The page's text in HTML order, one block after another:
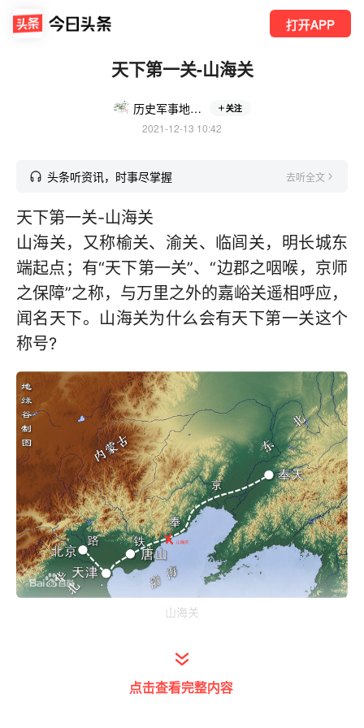
打开APP
天下第一关-山海关
历史军事地理爱好者 关注
2021-12-13 10:42
头条听资讯，时事尽掌握 去听全文
天下第一关-山海关
山海关，又称榆关、渝关、临闾关，明长城东
端起点；有“天下第一关”、“边郡之咽喉，京师
之保障”之称，与万里之外的嘉峪关遥相呼应，
闻名天下。山海关为什么会有天下第一关这个
称号?
山海关
接渤海，横跨在辽西走廊上，是我国华北平原
点击查看完整内容